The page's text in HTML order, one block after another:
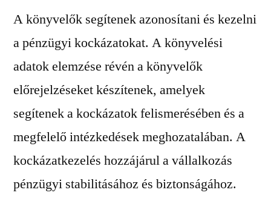
A könyvelők segítenek azonosítani és kezelni
a pénzügyi kockázatokat. A könyvelési
adatok elemzése révén a könyvelők
előrejelzéseket készítenek, amelyek
segítenek a kockázatok felismerésében és a
megfelelő intézkedések meghozatalában. A
kockázatkezelés hozzájárul a vállalkozás
pénzügyi stabilitásához és biztonságához.